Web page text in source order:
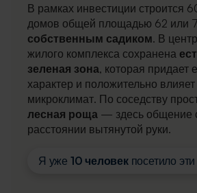
В рамках инвестиции строится
домов общей площадью 62 или
собственным садиком. В
жилого комплекса сохранена
зеленая зона, которая придает
характер и положительно
микроклимат. По соседству
лесная роща — здесь общение
расстоянии вытянутой руки.
Я уже 10 человекпосетило